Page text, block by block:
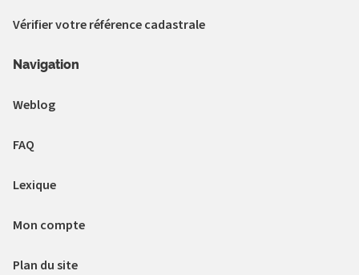
Vérifier votre référence cadastrale
Navigation
Weblog
FAQ
Lexique
Mon compte
Plan du site